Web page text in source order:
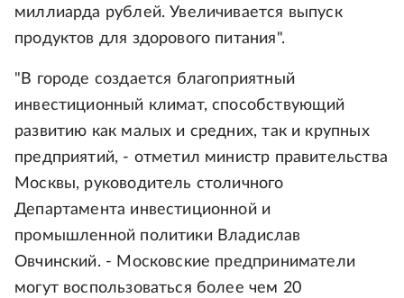
миллиарда рублей. Увеличивается выпуск
продуктов для здорового питания".
"В городе создается благоприятный
инвестиционный климат, способствующий
развитию как малых и средних, так и крупных
предприятий, - отметил министр правительства
Москвы, руководитель столичного
Департамента инвестиционной и
промышленной политики Владислав
Овчинский. - Московские предприниматели
могут воспользоваться более чем 20